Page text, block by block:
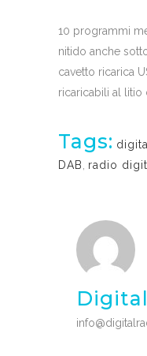
10 programmi
nitido anche
cavetto ricarica
ricaricabili al litio
Tags:
DAB
radio